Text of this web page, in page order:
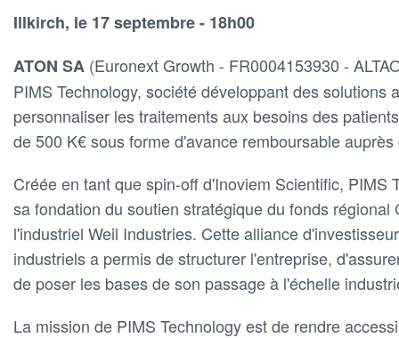
Illkirch, le 17 septembre - 18h00
ATON SA (Euronext Growth - FR0004153930 -
PIMS Technology, société développant des solutions
personnaliser les traitements aux besoins des
de 500 K€ sous forme d'avance remboursable
Créée en tant que spin-off d'Inoviem Scientific, PIMS
sa fondation du soutien stratégique du fonds régional
l'industriel Weil Industries. Cette alliance
industriels a permis de structurer l'entreprise,
de poser les bases de son passage à l'échelle
La mission de PIMS Technology est de rendre